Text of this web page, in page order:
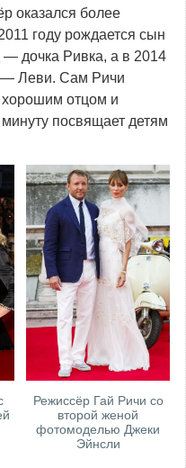
оказался более
году рождается сын
— дочка Ривка, а в 2014
— Леви. Сам Ричи
хорошим отцом и
посвящает детям
Режиссёр Гай Ричи со
второй женой
фотомоделью Джеки
Эйнсли